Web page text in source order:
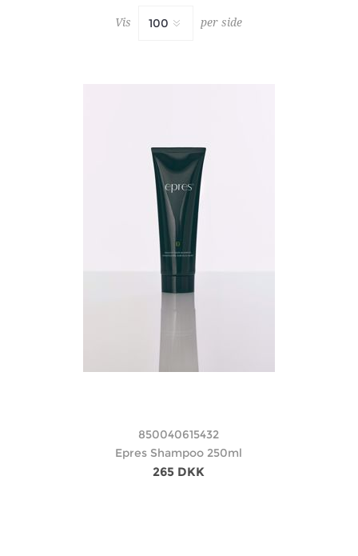
Vis per side
850040615432
Epres Shampoo 250ml
265 DKK